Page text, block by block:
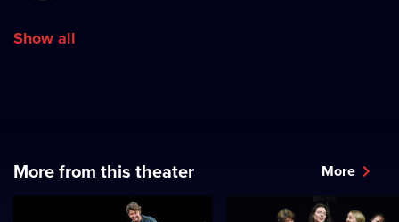
Show all
More from this theater More